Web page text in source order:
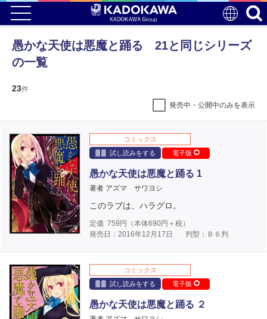
愚かな天使は悪魔と踊る 21と同じシリーズ
の一覧
23件
発売中・公開中のみを表示
コミックス
試し読みをする
電子版
愚かな天使は悪魔と踊る 1
著者 アズマ サワヨシ
このラブは、ハラグロ。
定価 759 円（本体690円＋税）
発売日：2016年12月17日
判型：Ｂ６判
コミックス
試し読みをする
電子版
愚かな天使は悪魔と踊る ２